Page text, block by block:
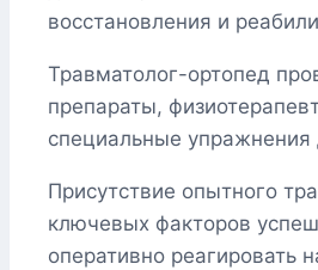
восстановления и
Травматолог-ортопед
препараты,
специальные упражнения
Присутствие опытного
ключевых факторов
оперативно реагировать